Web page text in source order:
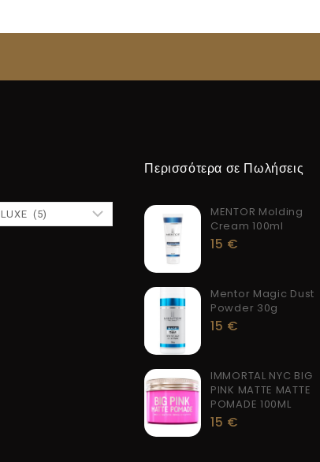
Περισσότερα σε Πωλήσεις
MENTOR Molding
Cream 100ml
15 €
Mentor Magic Dust
Powder 30g
15 €
IMMORTAL NYC BIG
PINK MATTE MATTE
POMADE 100ML
15 €